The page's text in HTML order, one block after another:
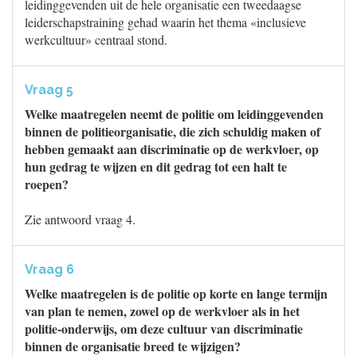
leidinggevenden uit de hele organisatie een tweedaagse
leiderschapstraining gehad waarin het thema «inclusieve
werkcultuur» centraal stond.
Vraag 5
Welke maatregelen neemt de politie om leidinggevenden
binnen de politieorganisatie, die zich schuldig maken of
hebben gemaakt aan discriminatie op de werkvloer, op
hun gedrag te wijzen en dit gedrag tot een halt te
roepen?
Zie antwoord vraag 4.
Vraag 6
Welke maatregelen is de politie op korte en lange termijn
van plan te nemen, zowel op de werkvloer als in het
politie-onderwijs, om deze cultuur van discriminatie
binnen de organisatie breed te wijzigen?